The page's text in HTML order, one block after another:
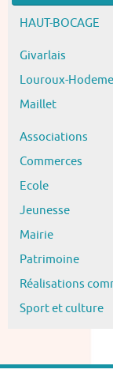
HAUT-BOCAGE
Givarlais
Louroux-
Maillet
Associations
Commerces
Ecole
Jeunesse
Mairie
Patrimoine
Réalisations
Sport et culture